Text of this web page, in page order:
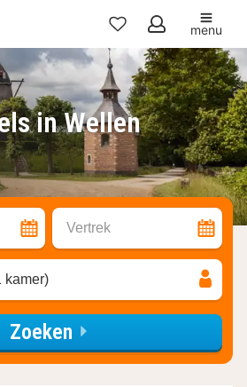
Mijn
favorieten
menu
in Wellen
Vertrek
kamer)
Zoeken